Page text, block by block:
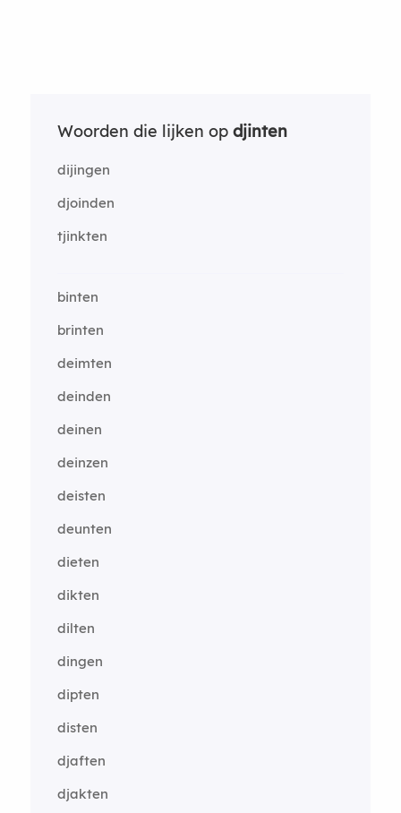
Woorden die lijken op djinten
dijingen
djoinden
tjinkten
binten
brinten
deimten
deinden
deinen
deinzen
deisten
deunten
dieten
dikten
dilten
dingen
dipten
disten
djaften
djakten